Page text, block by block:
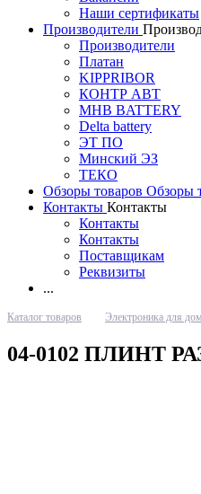
Наши сертификаты
Производители
Производители
Платан
KIPPRIBOR
КОНТР АВТ
MHB BATTERY
Delta battery
ЭT ПО
Минский ЭЗ
ТЕКО
Обзоры товаров Обзоры
Контакты Контакты
Контакты
Контакты
Поставщикам
Реквизиты
...
Каталог товаров Электроника для
04-0102 ПЛИНТ